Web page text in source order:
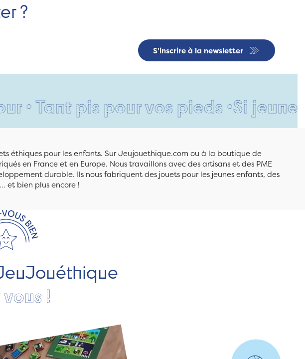
?
S'inscrire à la newsletter
pis pour vos pieds •Si jeune et
éthiques pour les enfants. Sur Jeujouethique.com ou à la boutique de
en France et en Europe. Nous travaillons avec des artisans et des PME
durable. Ils nous fabriquent des jouets pour les jeunes enfants, des
et bien plus encore !
!